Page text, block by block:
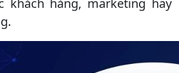
khách hàng, marketing hay